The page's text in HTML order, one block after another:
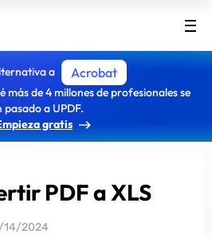
a Acrobat
más de 4 millones de profesionales se
pasado a UPDF.
gratis
PDF a XLS
14/2024